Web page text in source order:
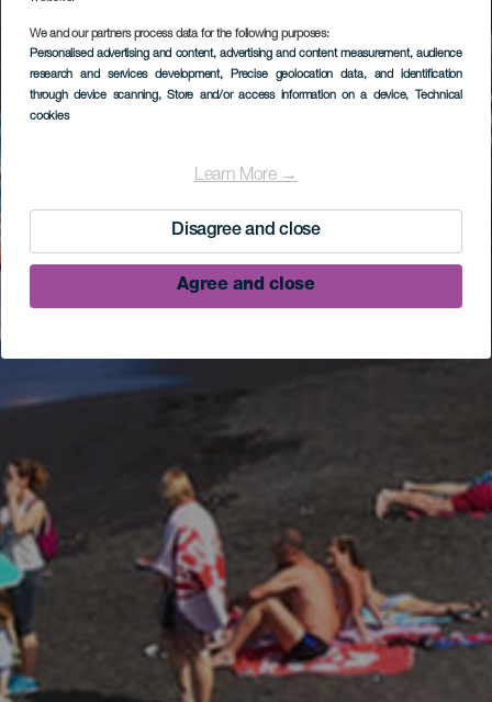
We and our partners process data for the following purposes:
Personalised advertising and content, advertising and content measurement, audience
research and services development, Precise geolocation data, and identification
through device scanning, Store and/or access information on a device, Technical
cookies
Learn More →
Disagree and close
Agree and close